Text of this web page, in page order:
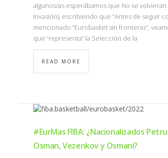
algunos/as esperábamos que No se
Invasión), escribiendo que “Antes de seguir
mencionado “Eurobasket sin fronteras”,
que “representa” la Selección de la
READ MORE
#EurMas FIBA: ¿Nacionalizados
Osman, Vezenkov y Osmani?